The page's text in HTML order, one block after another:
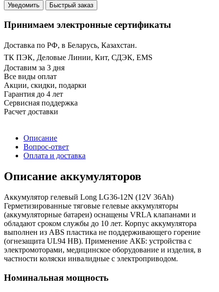
Уведомить Быстрый заказ
Принимаем электронные сертификаты
Доставка по РФ, в Беларусь, Казахстан.
ТК ПЭК, Деловые Линии, Кит, СДЭК, EMS
Доставим за 3 дня
Все виды оплат
Акции, скидки, подарки
Гарантия до 4 лет
Сервисная поддержка
Расчет доставки
Описание
Вопрос-ответ
Оплата и доставка
Описание аккумуляторов
Аккумулятор гелевый Long LG36-12N (12V 36Ah)
Герметизированные тяговые гелевые аккумуляторы
(аккумуляторные батареи) оснащены VRLA клапанами и
обладают сроком службы до 10 лет. Корпус аккумулятора
выполнен из ABS пластика не поддерживающего горение
(огнезащита UL94 HB). Применение АКБ: устройства с
электромоторами, медицинское оборудование и изделия, в
частности коляски инвалидные с электроприводом.
Номинальная мощность